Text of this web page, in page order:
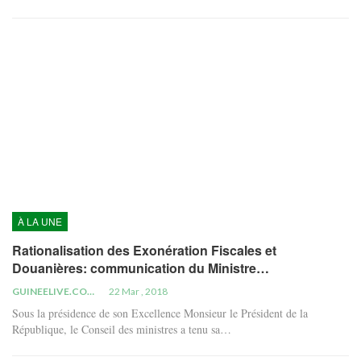
À LA UNE
Rationalisation des Exonération Fiscales et
Douanières: communication du Ministre…
GUINEELIVE.COM 22 Mar , 2018
Sous la présidence de son Excellence Monsieur le Président de la
République, le Conseil des ministres a tenu sa…